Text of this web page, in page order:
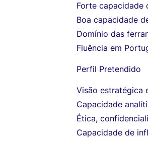
Forte capacidade
Boa capacidade
Domínio das
Fluência em
Perfil Pretendido
Visão estratégica
Capacidade
Ética,
Capacidade de